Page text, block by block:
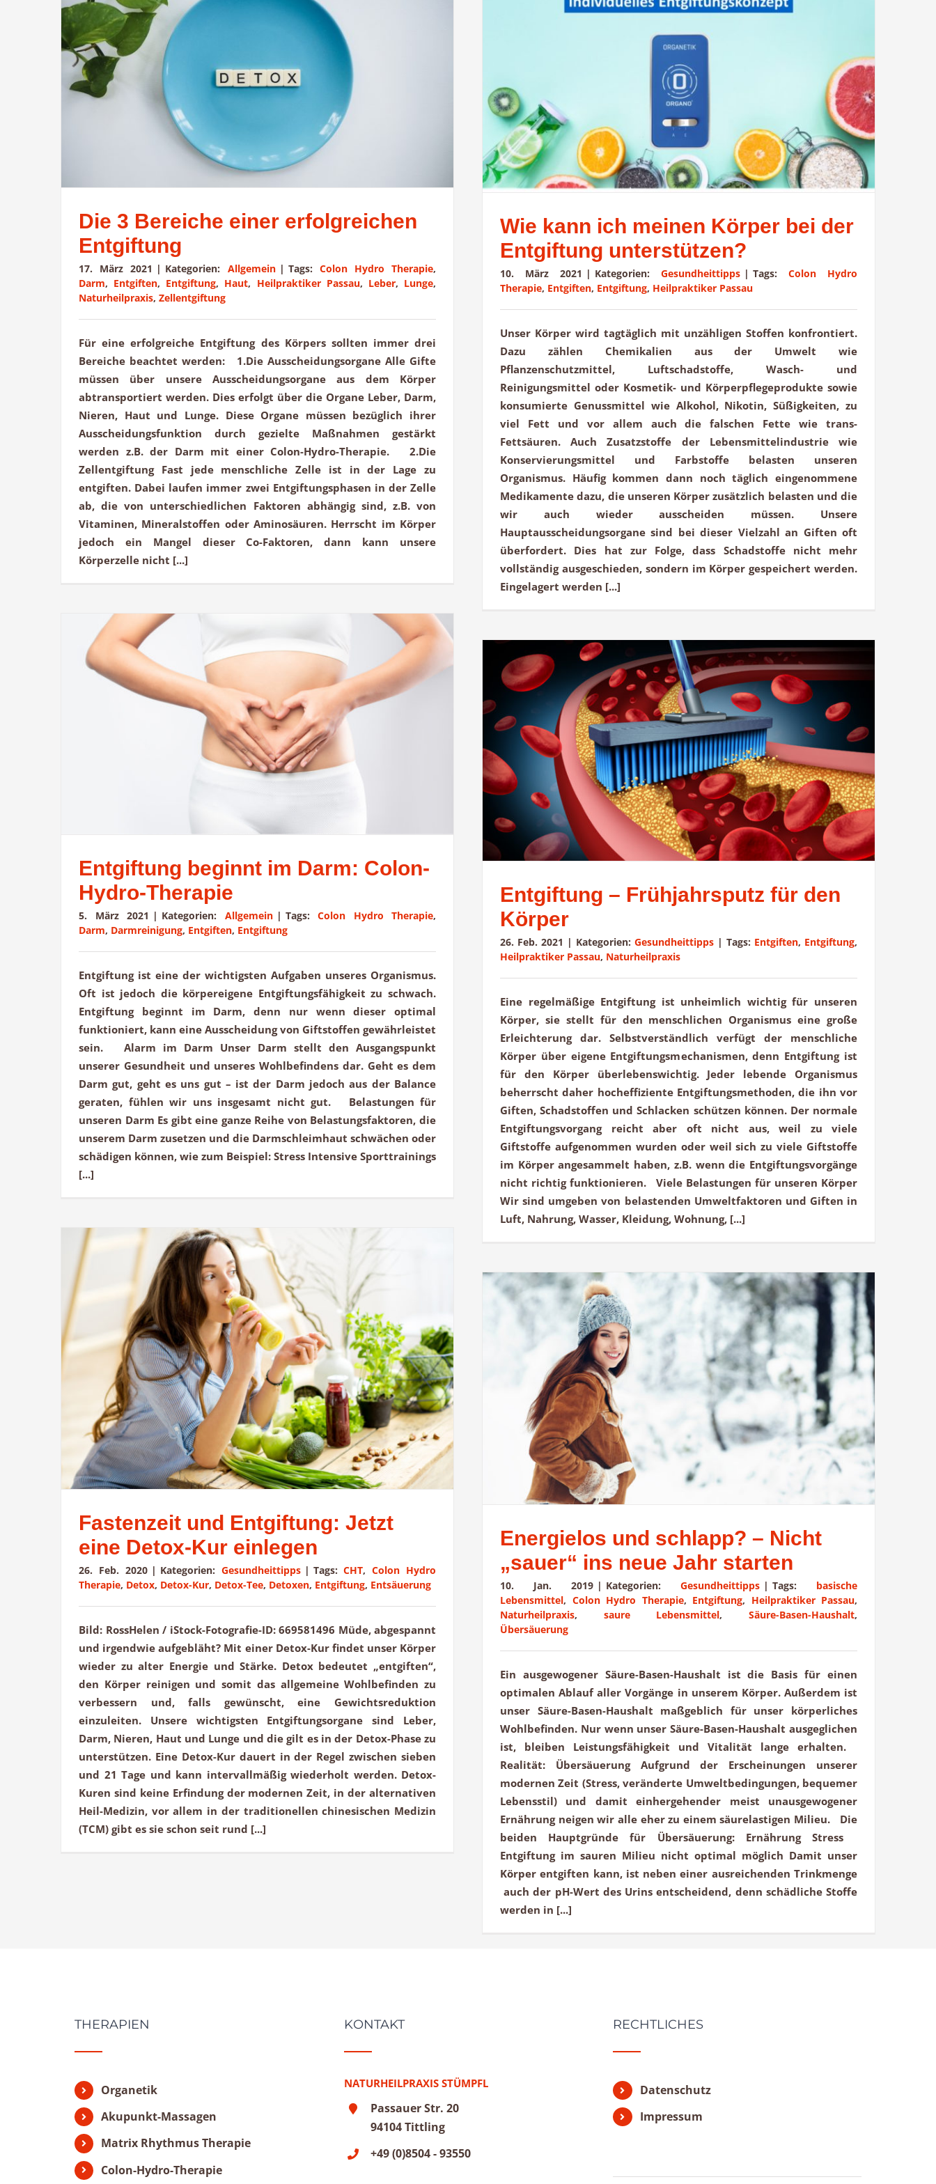
Die 3 Bereiche einer erfolgreichen
Entgiftung
17. März 2021 | Kategorien: Allgemein | Tags: Colon Hydro Therapie,
Darm, Entgiften, Entgiftung, Haut, Heilpraktiker Passau, Leber, Lunge,
Naturheilpraxis, Zellentgiftung
Für eine erfolgreiche Entgiftung des Körpers sollten immer drei
Bereiche beachtet werden: 1.Die Ausscheidungsorgane Alle Gifte
müssen über unsere Ausscheidungsorgane aus dem Körper
abtransportiert werden. Dies erfolgt über die Organe Leber, Darm,
Nieren, Haut und Lunge. Diese Organe müssen bezüglich ihrer
Ausscheidungsfunktion durch gezielte Maßnahmen gestärkt
werden z.B. der Darm mit einer Colon-Hydro-Therapie. 2.Die
Zellentgiftung Fast jede menschliche Zelle ist in der Lage zu
entgiften. Dabei laufen immer zwei Entgiftungsphasen in der Zelle
ab, die von unterschiedlichen Faktoren abhängig sind, z.B. von
Vitaminen, Mineralstoffen oder Aminosäuren. Herrscht im Körper
jedoch ein Mangel dieser Co-Faktoren, dann kann unsere
Körperzelle nicht [...]
Wie kann ich meinen Körper bei der
Entgiftung unterstützen?
10. März 2021 | Kategorien: Gesundheittipps | Tags: Colon Hydro
Therapie, Entgiften, Entgiftung, Heilpraktiker Passau
Unser Körper wird tagtäglich mit unzähligen Stoffen konfrontiert.
Dazu zählen Chemikalien aus der Umwelt wie
Pflanzenschutzmittel, Luftschadstoffe, Wasch- und
Reinigungsmittel oder Kosmetik- und Körperpflegeprodukte sowie
konsumierte Genussmittel wie Alkohol, Nikotin, Süßigkeiten, zu
viel Fett und vor allem auch die falschen Fette wie trans-
Fettsäuren. Auch Zusatzstoffe der Lebensmittelindustrie wie
Konservierungsmittel und Farbstoffe belasten unseren
Organismus. Häufig kommen dann noch täglich eingenommene
Medikamente dazu, die unseren Körper zusätzlich belasten und die
wir auch wieder ausscheiden müssen. Unsere
Hauptausscheidungsorgane sind bei dieser Vielzahl an Giften oft
überfordert. Dies hat zur Folge, dass Schadstoffe nicht mehr
vollständig ausgeschieden, sondern im Körper gespeichert werden.
Eingelagert werden [...]
Entgiftung beginnt im Darm: Colon-
Hydro-Therapie
5. März 2021 | Kategorien: Allgemein | Tags: Colon Hydro Therapie,
Darm, Darmreinigung, Entgiften, Entgiftung
Entgiftung ist eine der wichtigsten Aufgaben unseres Organismus.
Oft ist jedoch die körpereigene Entgiftungsfähigkeit zu schwach.
Entgiftung beginnt im Darm, denn nur wenn dieser optimal
funktioniert, kann eine Ausscheidung von Giftstoffen gewährleistet
sein. Alarm im Darm Unser Darm stellt den Ausgangspunkt
unserer Gesundheit und unseres Wohlbefindens dar. Geht es dem
Darm gut, geht es uns gut – ist der Darm jedoch aus der Balance
geraten, fühlen wir uns insgesamt nicht gut. Belastungen für
unseren Darm Es gibt eine ganze Reihe von Belastungsfaktoren, die
unserem Darm zusetzen und die Darmschleimhaut schwächen oder
schädigen können, wie zum Beispiel: Stress Intensive Sporttrainings
[...]
Entgiftung – Frühjahrsputz für den
Körper
26. Feb. 2021 | Kategorien: Gesundheittipps | Tags: Entgiften, Entgiftung,
Heilpraktiker Passau, Naturheilpraxis
Eine regelmäßige Entgiftung ist unheimlich wichtig für unseren
Körper, sie stellt für den menschlichen Organismus eine große
Erleichterung dar. Selbstverständlich verfügt der menschliche
Körper über eigene Entgiftungsmechanismen, denn Entgiftung ist
für den Körper überlebenswichtig. Jeder lebende Organismus
beherrscht daher hocheffiziente Entgiftungsmethoden, die ihn vor
Giften, Schadstoffen und Schlacken schützen können. Der normale
Entgiftungsvorgang reicht aber oft nicht aus, weil zu viele
Giftstoffe aufgenommen wurden oder weil sich zu viele Giftstoffe
im Körper angesammelt haben, z.B. wenn die Entgiftungsvorgänge
nicht richtig funktionieren. Viele Belastungen für unseren Körper
Wir sind umgeben von belastenden Umweltfaktoren und Giften in
Luft, Nahrung, Wasser, Kleidung, Wohnung, [...]
Fastenzeit und Entgiftung: Jetzt
eine Detox-Kur einlegen
26. Feb. 2020 | Kategorien: Gesundheittipps | Tags:CHT,Colon Hydro
Therapie, Detox, Detox-Kur, Detox-Tee, Detoxen, Entgiftung, Entsäuerung
Bild: RossHelen / iStock-Fotografie-ID: 669581496 Müde, abgespannt
und irgendwie aufgebläht? Mit einer Detox-Kur findet unser Körper
wieder zu alter Energie und Stärke. Detox bedeutet „entgiften“,
den Körper reinigen und somit das allgemeine Wohlbefinden zu
verbessern und, falls gewünscht, eine Gewichtsreduktion
einzuleiten. Unsere wichtigsten Entgiftungsorgane sind Leber,
Darm, Nieren, Haut und Lunge und die gilt es in der Detox-Phase zu
unterstützen. Eine Detox-Kur dauert in der Regel zwischen sieben
und 21 Tage und kann intervallmäßig wiederholt werden. Detox-
Kuren sind keine Erfindung der modernen Zeit, in der alternativen
Heil-Medizin, vor allem in der traditionellen chinesischen Medizin
(TCM) gibt es sie schon seit rund [...]
Energielos und schlapp? – Nicht
„sauer“ ins neue Jahr starten
10. Jan. 2019 | Kategorien: Gesundheittipps | Tags: basische
Lebensmittel, Colon Hydro Therapie, Entgiftung, Heilpraktiker Passau,
Naturheilpraxis, saure Lebensmittel,Säure-Basen-Haushalt,
Übersäuerung
Ein ausgewogener Säure-Basen-Haushalt ist die Basis für einen
optimalen Ablauf aller Vorgänge in unserem Körper. Außerdem ist
unser Säure-Basen-Haushalt maßgeblich für unser körperliches
Wohlbefinden. Nur wenn unser Säure-Basen-Haushalt ausgeglichen
ist, bleiben Leistungsfähigkeit und Vitalität lange erhalten.
Realität: Übersäuerung Aufgrund der Erscheinungen unserer
modernen Zeit (Stress, veränderte Umweltbedingungen, bequemer
Lebensstil) und damit einhergehender meist unausgewogener
Ernährung neigen wir alle eher zu einem säurelastigen Milieu. Die
beiden Hauptgründe für Übersäuerung: Ernährung Stress
Entgiftung im sauren Milieu nicht optimal möglich Damit unser
Körper entgiften kann, ist neben einer ausreichenden Trinkmenge
auch der pH-Wert des Urins entscheidend, denn schädliche Stoffe
werden in [...]
THERAPIEN
Organetik
Akupunkt-Massagen
Matrix Rhythmus Therapie
Colon-Hydro-Therapie
KONTAKT
NATURHEILPRAXIS STÜMPFL
Passauer Str. 20
94104 Tittling
+49 (0)8504 - 93550
RECHTLICHES
Datenschutz
Impressum